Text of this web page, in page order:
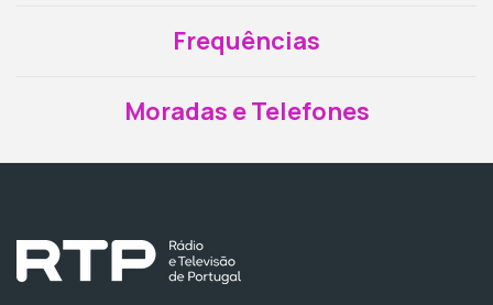
Frequências
Moradas e Telefones